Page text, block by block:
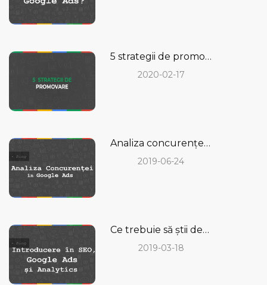
5 strategii de promovare care să îți aducă rezultate imediate
2020-02-17
Analiza concurenței în Google Ads - cum se face și de ce ai nevoie de ea
2019-06-24
Ce trebuie să știi despre SEO, Google ADS și Analytics?
2019-03-18